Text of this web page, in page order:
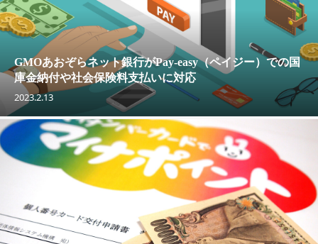
GMOあおぞらネット銀行がPay-easy（ペイジー）での国
庫金納付や社会保険料支払いに対応
2023.2.13